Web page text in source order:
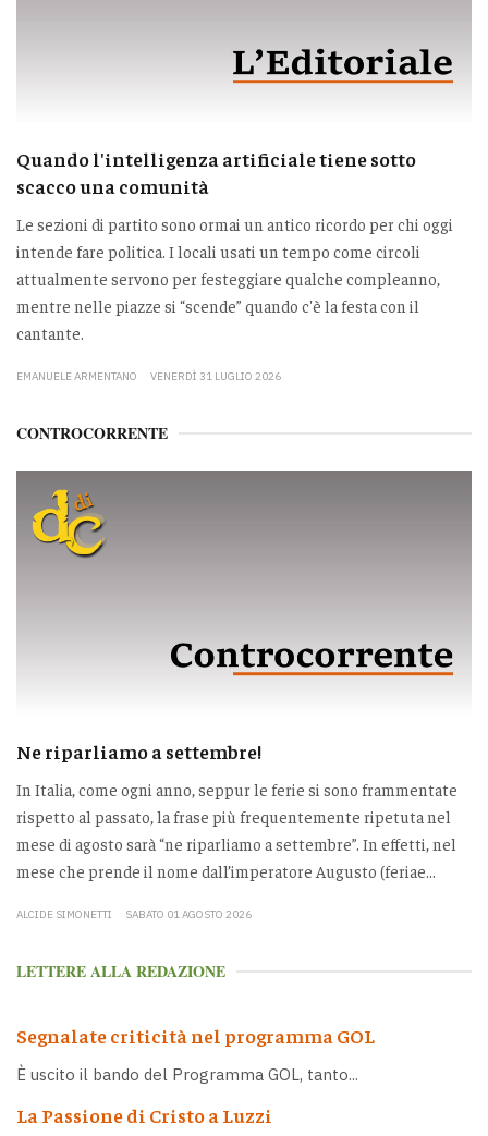
Quando l'intelligenza artificiale tiene sotto
scacco una comunità
Le sezioni di partito sono ormai un antico ricordo per chi oggi
intende fare politica. I locali usati un tempo come circoli
attualmente servono per festeggiare qualche compleanno,
mentre nelle piazze si “scende” quando c'è la festa con il
cantante.
EMANUELE ARMENTANO VENERDÌ 31 LUGLIO 2026
CONTROCORRENTE
Ne riparliamo a settembre!
In Italia, come ogni anno, seppur le ferie si sono frammentate
rispetto al passato, la frase più frequentemente ripetuta nel
mese di agosto sarà “ne riparliamo a settembre”. In effetti, nel
mese che prende il nome dall’imperatore Augusto (feriae...
ALCIDE SIMONETTI SABATO 01 AGOSTO 2026
LETTERE ALLA REDAZIONE
Segnalate criticità nel programma GOL
È uscito il bando del Programma GOL, tanto...
La Passione di Cristo a Luzzi